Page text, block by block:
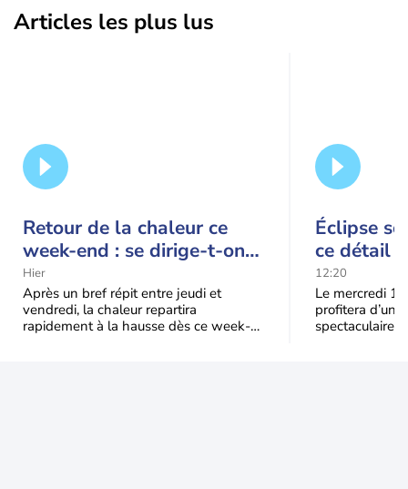
Articles les plus lus
Retour de la chaleur ce
week-end : se dirige-t-on
vers une cinquième vague
de chaleur en France ?
Hier
Après un bref répit entre jeudi et
vendredi, la chaleur repartira
rapidement à la hausse dès ce week-
Éclipse
ce détail
spectacle
12:20
Le mercredi
profitera
spectaculaire,